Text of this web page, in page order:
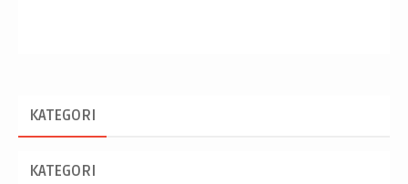
KATEGORI
KATEGORI